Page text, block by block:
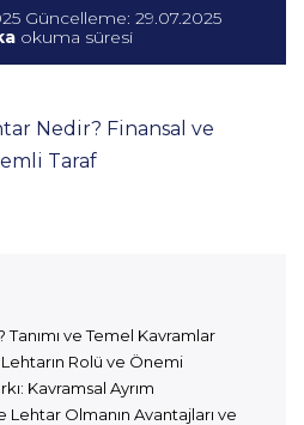
Güncelleme: 29.07.2025
okuma süresi
Nedir? Finansal ve
Taraf
ve Temel Kavramlar
Rolü ve Önemi
Kavramsal Ayrım
Lehtar Olmanın Avantajları ve